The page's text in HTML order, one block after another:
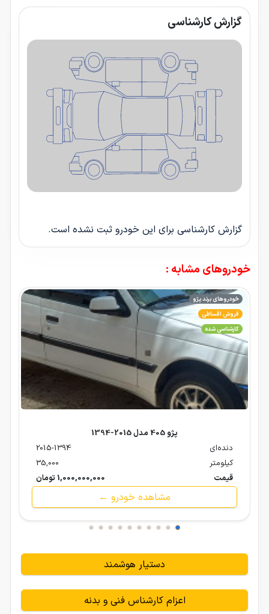
گزارش کارشناسی
گزارش کارشناسی برای این خودرو ثبت نشده است.
خودروهای مشابه :
خودروهای برند پژو
فروش اقساطی
کارشناسی شده
پژو 405 مدل 2015-1394
دنده‌ای
2015-1394
کیلومتر
35,000
قیمت
1,000,000,000 تومان
مشاهده خودرو ←
دستیار هوشمند
اعزام کارشناس فنی و بدنه